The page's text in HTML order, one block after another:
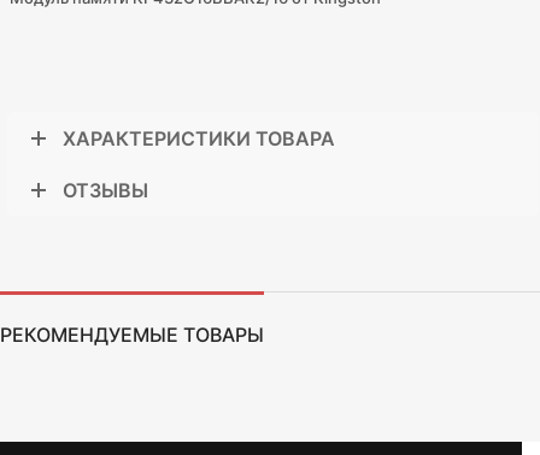
ХАРАКТЕРИСТИКИ ТОВАРА
ОТЗЫВЫ
РЕКОМЕНДУЕМЫЕ ТОВАРЫ